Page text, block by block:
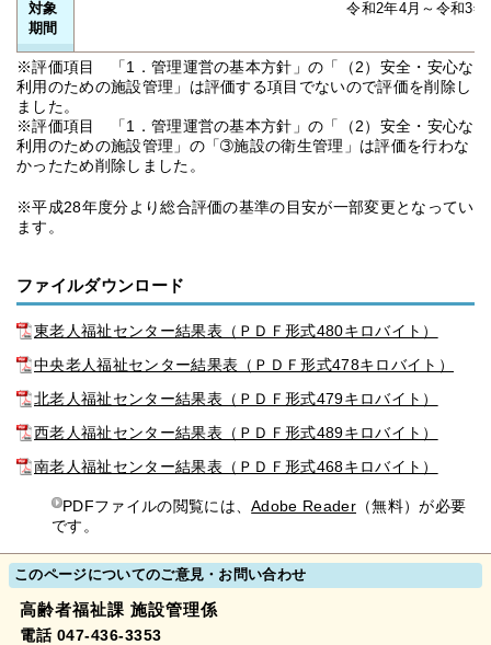
対象
期間
令和2年4月～令和3年
※評価項目 「1．管理運営の基本方針」の「（2）安全・安心な
利用のための施設管理」は評価する項目でないので評価を削除し
ました。
※評価項目 「1．管理運営の基本方針」の「（2）安全・安心な
利用のための施設管理」の「➂施設の衛生管理」は評価を行わな
かったため削除しました。
※平成28年度分より総合評価の基準の目安が一部変更となってい
ます。
ファイルダウンロード
東老人福祉センター結果表（ＰＤＦ形式480キロバイト）
中央老人福祉センター結果表（ＰＤＦ形式478キロバイト）
北老人福祉センター結果表（ＰＤＦ形式479キロバイト）
西老人福祉センター結果表（ＰＤＦ形式489キロバイト）
南老人福祉センター結果表（ＰＤＦ形式468キロバイト）
PDFファイルの閲覧には、Adobe Reader （無料）が必要
です。
このページについてのご意見・お問い合わせ
高齢者福祉課 施設管理係
電話 047-436-3353